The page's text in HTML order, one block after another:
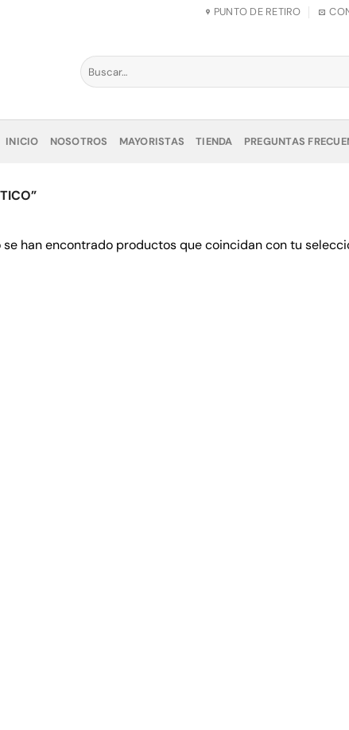
PUNTO DE RETIRO
Buscar
por:
INICIO NOSOTROS MAYORISTAS TIENDA PREGUNTAS
se han encontrado productos que coincidan con tu